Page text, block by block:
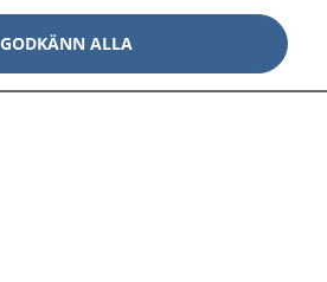
Visa
GODKÄNN ALLA